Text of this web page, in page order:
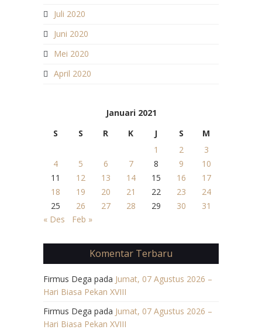
Juli 2020
Juni 2020
Mei 2020
April 2020
Januari 2021
S
S R K J S
M
1
2
3
4
5 6 7 8 9
10
11
12 13 14 15 16
17
18
19 20 21 22 23
24
25
26 27 28 29 30
31
« Des
Feb »
Komentar Terbaru
Firmus Dega pada Jumat, 07 Agustus 2026 –
Hari Biasa Pekan XVIII
Firmus Dega pada Jumat, 07 Agustus 2026 –
Hari Biasa Pekan XVIII